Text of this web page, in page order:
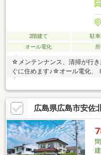
2階建て 駐
オール電化
☆メンテンナンス、清掃が行
ぐに住めます♪☆オール電化、
動画配信中「フレンドハウス
せて案内いたしますので、お
トからのお住み替え、住宅ロ
ン＋５００万円（マイカー、
めできるお得プランもありま
気軽にお問合せくださいま
２５１３７ 通話料無料】
広島県広島市安佐